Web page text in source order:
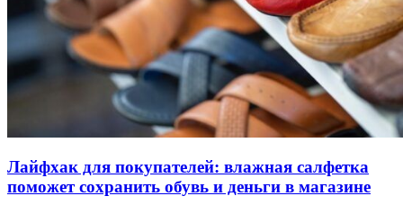
Лайфхак для покупателей: влажная салфетка
поможет сохранить обувь и деньги в магазине